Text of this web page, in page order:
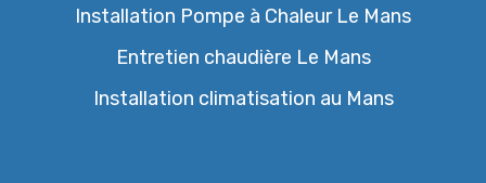
Installation Pompe à Chaleur Le Mans
Entretien chaudière Le Mans
Installation climatisation au Mans